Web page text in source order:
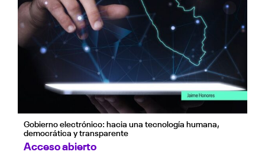
Gobierno electrónico: hacia una tecnología humana,
democrática y transparente
Acceso abierto